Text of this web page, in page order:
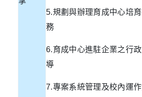
5.規劃與辦理育成中心培
務
6.育成中心進駐企業之行
導
7.專案系統管理及校內運